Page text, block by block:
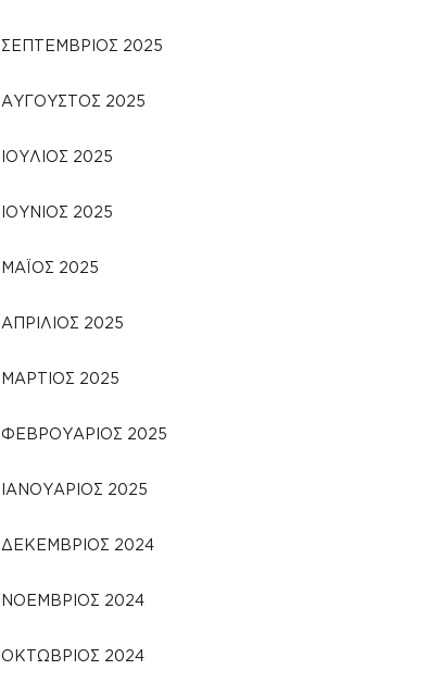
ΣΕΠΤΈΜΒΡΙΟΣ 2025
ΑΎΓΟΥΣΤΟΣ 2025
ΙΟΎΛΙΟΣ 2025
ΙΟΎΝΙΟΣ 2025
ΜΆΙΟΣ 2025
ΑΠΡΊΛΙΟΣ 2025
ΜΆΡΤΙΟΣ 2025
ΦΕΒΡΟΥΆΡΙΟΣ 2025
ΙΑΝΟΥΆΡΙΟΣ 2025
ΔΕΚΈΜΒΡΙΟΣ 2024
ΝΟΈΜΒΡΙΟΣ 2024
ΟΚΤΏΒΡΙΟΣ 2024